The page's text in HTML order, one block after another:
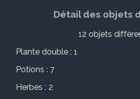
Détail des objets
12 objets
Plante double : 1
Potions : 7
Herbes : 2